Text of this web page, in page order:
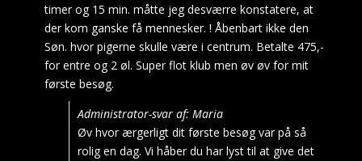
timer og 15 min. måtte jeg desværre konstatere, at
der kom ganske få mennesker. ! Åbenbart ikke den
Søn. hvor pigerne skulle være i centrum. Betalte 475,-
for entre og 2 øl. Super flot klub men øv øv for mit
første besøg.
Administrator-svar af: Maria
Øv hvor ærgerligt dit første besøg var på så
rolig en dag. Vi håber du har lyst til at give det